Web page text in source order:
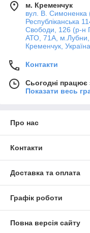
м. Кременчук
вул. В. Симоненка
Республіканська
Свободи, 126 (р-н
АТО, 71А, м.Лубни,
Кременчук, Україна
Контакти
Сьогодні працює
Показати весь
Про нас
Контакти
Доставка та оплата
Графік роботи
Повна версія сайту